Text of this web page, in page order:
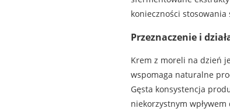
konieczności
Przeznaczenie i
Krem z moreli na dzień
wspomaga naturalne
Gęsta konsystencja
niekorzystnym